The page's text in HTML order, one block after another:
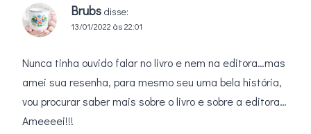
Brubs disse:
13/01/2022 às 22:01
Nunca tinha ouvido falar no livro e nem na editora…mas
amei sua resenha, para mesmo seu uma bela história,
vou procurar saber mais sobre o livro e sobre a editora…
Ameeeei!!!